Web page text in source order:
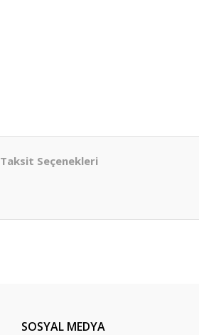
Taksit Seçenekleri
SOSYAL MEDYA